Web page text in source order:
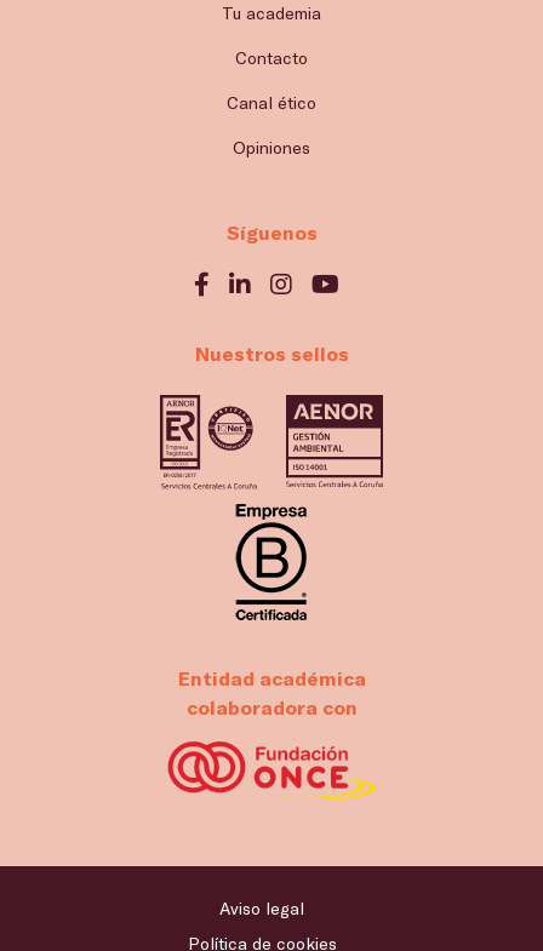
Tu academia
Contacto
Canal ético
Opiniones
Síguenos
Nuestros sellos
Entidad académica
colaboradora con
Aviso legal
Política de cookies